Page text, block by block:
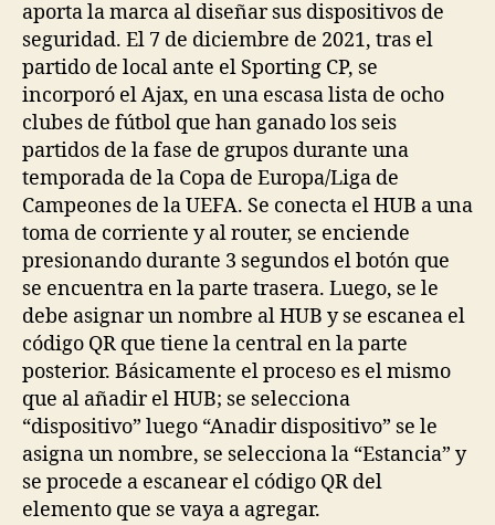
aporta la marca al diseñar sus dispositivos de
seguridad. El 7 de diciembre de 2021, tras el
partido de local ante el Sporting CP, se
incorporó el Ajax, en una escasa lista de ocho
clubes de fútbol que han ganado los seis
partidos de la fase de grupos durante una
temporada de la Copa de Europa/Liga de
Campeones de la UEFA. Se conecta el HUB a una
toma de corriente y al router, se enciende
presionando durante 3 segundos el botón que
se encuentra en la parte trasera. Luego, se le
debe asignar un nombre al HUB y se escanea el
código QR que tiene la central en la parte
posterior. Básicamente el proceso es el mismo
que al añadir el HUB; se selecciona
“dispositivo” luego “Anadir dispositivo” se le
asigna un nombre, se selecciona la “Estancia” y
se procede a escanear el código QR del
elemento que se vaya a agregar.